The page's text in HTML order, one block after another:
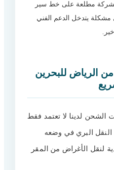
مطلعة على خط سير
مشكلة يتدخل الدعم الفني
الرياض للبحرين
الشحن لدينا لا تعتمد فقط
البري في وضعه
لنقل الأغراض من المقر